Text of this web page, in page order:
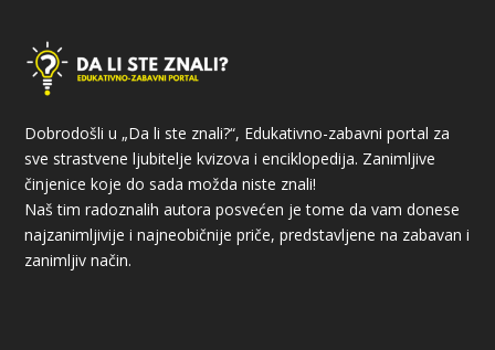
Dobrodošli u „Da li ste znali?“, Edukativno-zabavni portal za
sve strastvene ljubitelje kvizova i enciklopedija. Zanimljive
činjenice koje do sada možda niste znali!
Naš tim radoznalih autora posvećen je tome da vam donese
najzanimljivije i najneobičnije priče, predstavljene na zabavan i
zanimljiv način.